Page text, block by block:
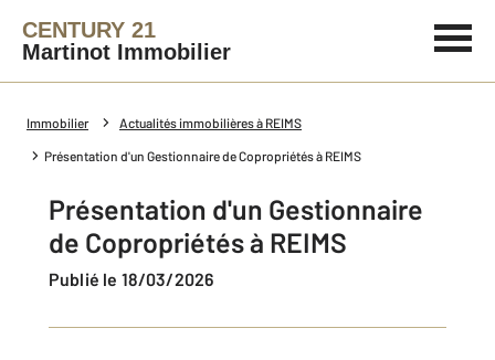
CENTURY 21
Martinot Immobilier
Immobilier Actualités immobilières à REIMS
Présentation d'un Gestionnaire de Copropriétés à REIMS
Présentation d'un Gestionnaire
de Copropriétés à REIMS
Publié le 18/03/2026